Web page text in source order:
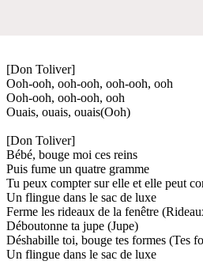
[Don Toliver]
Ooh-ooh, ooh-ooh, ooh-ooh, ooh
Ooh-ooh, ooh-ooh, ooh
Ouais, ouais, ouais(Ooh)
[Don Toliver]
Bébé, bouge moi ces reins
Puis fume un quatre gramme
Tu peux compter sur elle et elle peut
Un flingue dans le sac de luxe
Ferme les rideaux de la fenêtre
Déboutonne ta jupe (Jupe)
Déshabille toi, bouge tes formes (Tes
Un flingue dans le sac de luxe